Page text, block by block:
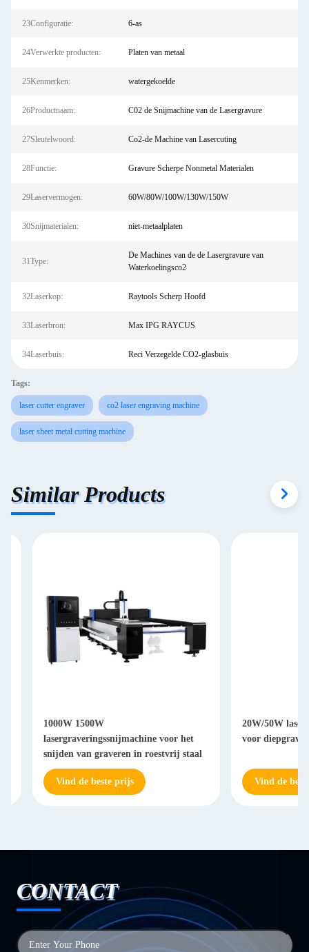
23Configuratie: 6-as
24Verwerkte producten: Platen van metaal
25Kenmerken: watergekoelde
26Productnaam: C02 de Snijmachine van de Lasergravure
27Sleutelwoord: Co2-de Machine van Lasercuting
28Functie: Gravure Scherpe Nonmetal Materialen
29Laservermogen: 60W/80W/100W/130W/150W
30Snijmaterialen: niet-metaalplaten
31Type:
De Machines van de de Lasergravure van
Waterkoelingsco2
32Laserkop: Raytools Scherp Hoofd
33Laserbron: Max IPG RAYCUS
34Laserbuis: Reci Verzegelde CO2-glasbuis
Tags:
laser cutter engraver co2 laser engraving machine
laser sheet metal cutting machine
Similar Products
1000W 1500W
lasergraveringssnijmachine voor het
snijden van graveren in roestvrij staal
Vind de beste prijs
20W/50W
voor diepgraverend
Vind de beste
CONTACT